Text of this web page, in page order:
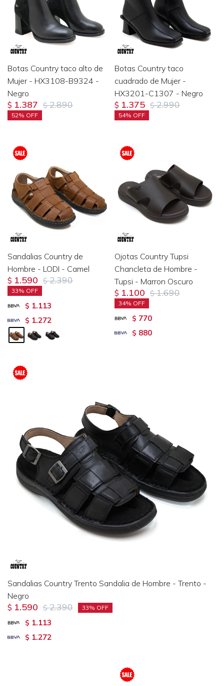
Botas Country taco alto de
Mujer - HX3108-B9324 -
Negro
$ 1.387 $ 2.890
52
Botas Country taco
cuadrado de Mujer -
HX3201-C1307 - Negro
$ 1.375 $ 2.990
54
Sandalias Country de
Hombre - LODI - Camel
$ 1.590 $ 2.390
33
$ 1.113
$ 1.272
Ojotas Country Tupsi
Chancleta de Hombre -
Tupsi - Marron Oscuro
$ 1.100 $ 1.690
34
$ 770
$ 880
Sandalias Country Trento Sandalia de Hombre - Trento -
Negro
$ 1.590 $ 2.390 33
$ 1.113
$ 1.272